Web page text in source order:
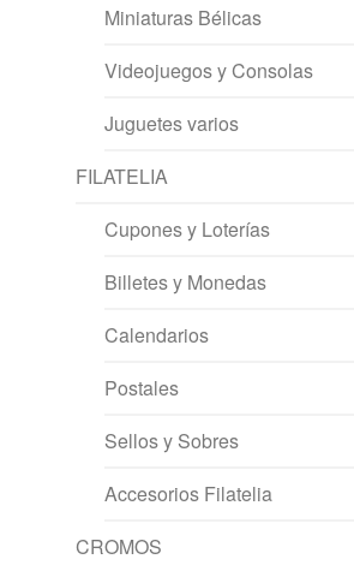
Miniaturas Bélicas
Videojuegos y Consolas
Juguetes varios
FILATELIA
Cupones y Loterías
Billetes y Monedas
Calendarios
Postales
Sellos y Sobres
Accesorios Filatelia
CROMOS